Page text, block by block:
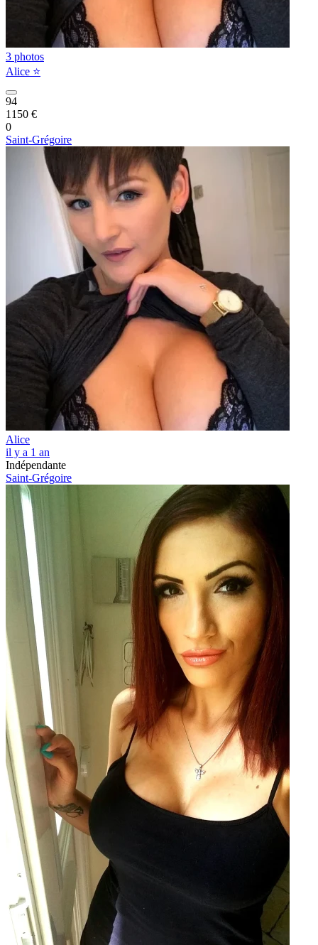
3 photos
Alice ⭐️
94
1150 €
0
Saint-Grégoire
Alice
il y a 1 an
Indépendante
Saint-Grégoire